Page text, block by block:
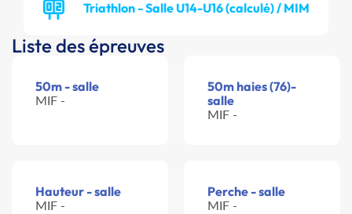
Triathlon - Salle U14-U16 (calculé) / MIM
Liste des épreuves
50m - salle
MIF -
50m haies (76)-
salle
MIF -
Hauteur - salle
MIF -
Perche - salle
MIF -